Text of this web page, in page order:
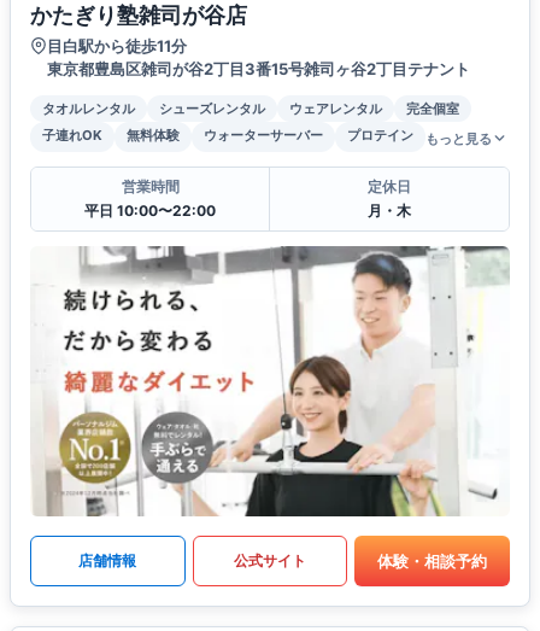
かたぎり塾雑司が谷店
目白駅から徒歩11分
東京都豊島区雑司が谷2丁目3番15号雑司ヶ谷2丁目テナント
タオルレンタル シューズレンタル ウェアレンタル
完全個室
子連れOK
無料体験 ウォーターサーバー プロテイン もっと見る
営業時間
平日 10:00〜22:00
定休日
月・木
店舗情報 公式サイト 体験・相談予約